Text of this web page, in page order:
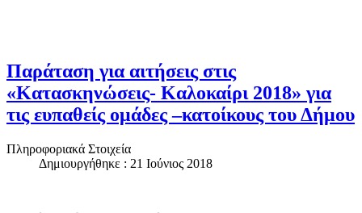
Παράταση για αιτήσεις στις
«Κατασκηνώσεις- Καλοκαίρι 2018» για
τις ευπαθείς ομάδες –κατοίκους του Δήμου
Πληροφοριακά Στοιχεία
Δημιουργήθηκε : 21 Ιούνιος 2018